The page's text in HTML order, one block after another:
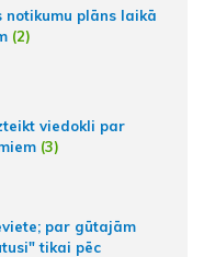
notikumu plāns laikā
(2)
viedokli par
(3)
par gūtajām
tikai pēc